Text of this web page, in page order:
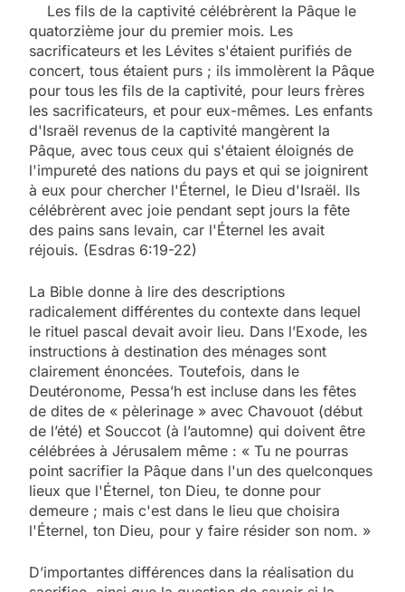
Les fils de la captivité célébrèrent la Pâque le
quatorzième jour du premier mois. Les
sacrificateurs et les Lévites s'étaient purifiés de
concert, tous étaient purs ; ils immolèrent la Pâque
pour tous les fils de la captivité, pour leurs frères
les sacrificateurs, et pour eux-mêmes. Les enfants
d'Israël revenus de la captivité mangèrent la
Pâque, avec tous ceux qui s'étaient éloignés de
l'impureté des nations du pays et qui se joignirent
à eux pour chercher l'Éternel, le Dieu d'Israël. lls
célébrèrent avec joie pendant sept jours la fête
des pains sans levain, car l'Éternel les avait
réjouis. (Esdras 6:19-22)
La Bible donne à lire des descriptions
radicalement différentes du contexte dans lequel
le rituel pascal devait avoir lieu. Dans l’Exode, les
instructions à destination des ménages sont
clairement énoncées. Toutefois, dans le
Deutéronome, Pessa’h est incluse dans les fêtes
de dites de « pèlerinage » avec Chavouot (début
de l’été) et Souccot (à l’automne) qui doivent être
célébrées à Jérusalem même : « Tu ne pourras
point sacrifier la Pâque dans l'un des quelconques
lieux que l'Éternel, ton Dieu, te donne pour
demeure ; mais c'est dans le lieu que choisira
l'Éternel, ton Dieu, pour y faire résider son nom. »
D’importantes différences dans la réalisation du